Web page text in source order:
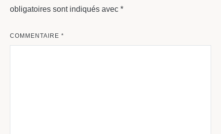
obligatoires sont indiqués avec *
COMMENTAIRE *